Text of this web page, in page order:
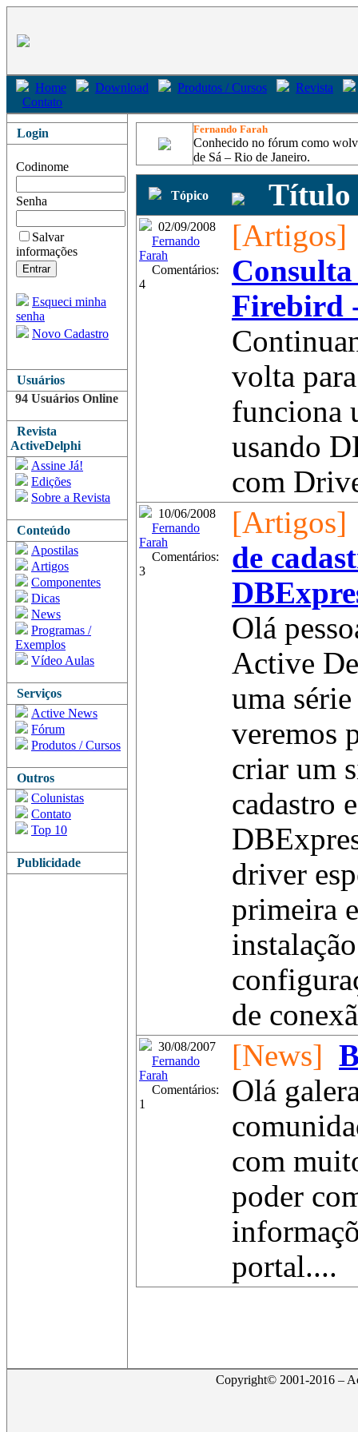
Home Download Produtos / Cursos
Revista
Contato
Login
Codinome
Senha
Salvar
informações
Esqueci minha
senha
Novo Cadastro
Usuários
94 Usuários Online
Revista
ActiveDelphi
Assine Já!
Edições
Sobre a Revista
Conteúdo
Apostilas
Artigos
Componentes
Dicas
News
Programas /
Exemplos
Vídeo Aulas
Serviços
Active News
Fórum
Produtos / Cursos
Outros
Colunistas
Contato
Top 10
Publicidade
Fernando Farah
Conhecido no fórum como
de Sá – Rio de Janeiro.
Tópico Título
02/09/2008
Fernando
Farah
Comentários:
4
[Artigos]
Firebird
volta
funciona
usando
com
10/06/2008
Fernando
Farah
Comentários:
3
[Artigos]
de
Olá
Active
uma
veremos
criar um
cadastro
driver
primeira
de
30/08/2007
Fernando
Farah
Comentários:
1
[News]
Olá
com
poder
portal....
Copyright© 2001-2016 –